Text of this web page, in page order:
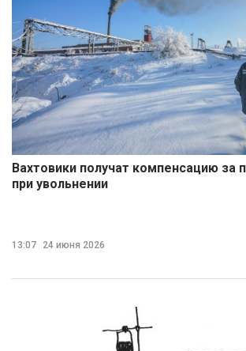
Вахтовики получат компенсацию за
при увольнении
13:07 24 июня 2026